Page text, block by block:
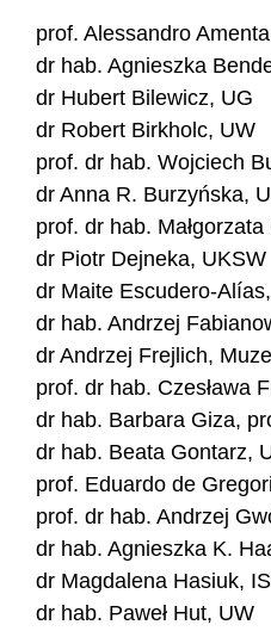
prof. Alessandro
dr hab. Agnieszka
dr Hubert Bilewicz, UG
dr Robert Birkholc, UW
prof. dr hab. Wojciech
dr Anna R. Burzyńska,
prof. dr hab.
dr Piotr Dejneka, UKSW
dr Maite Escudero-
dr hab. Andrzej
dr Andrzej Frejlich,
prof. dr hab. Czesława
dr hab. Barbara Giza,
dr hab. Beata Gontarz,
prof. Eduardo de
prof. dr hab. Andrzej
dr hab. Agnieszka K.
dr Magdalena Hasiuk,
dr hab. Paweł Hut, UW